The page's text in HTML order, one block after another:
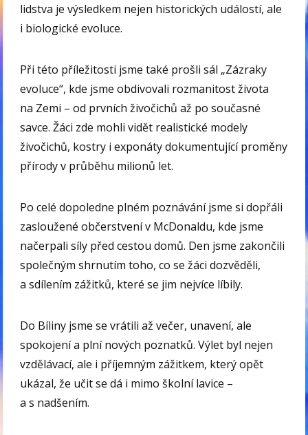
lidstva je výsledkem nejen historických událostí, ale
i biologické evoluce.
Při této příležitosti jsme také prošli sál „Zázraky
evoluce“, kde jsme obdivovali rozmanitost života
na Zemi – od prvních živočichů až po současné
savce. Žáci zde mohli vidět realistické modely
živočichů, kostry i exponáty dokumentující proměny
přírody v průběhu milionů let.
Po celé dopoledne plném poznávání jsme si dopřáli
zasloužené občerstvení v McDonaldu, kde jsme
načerpali síly před cestou domů. Den jsme zakončili
společným shrnutím toho, co se žáci dozvěděli,
a sdílením zážitků, které se jim nejvíce líbily.
Do Bíliny jsme se vrátili až večer, unavení, ale
spokojení a plní nových poznatků. Výlet byl nejen
vzdělávací, ale i příjemným zážitkem, který opět
ukázal, že učit se dá i mimo školní lavice –
a s nadšením.